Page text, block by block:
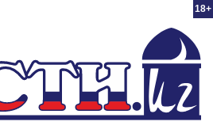
18+